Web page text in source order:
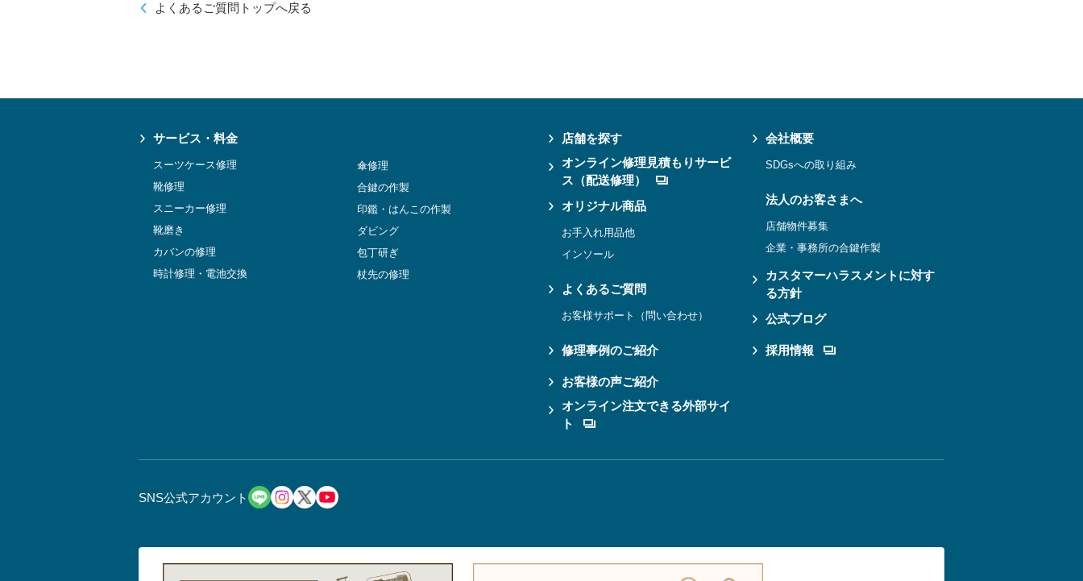
よくあるご質問トップへ戻る
サービス・料金
スーツケース修理
靴修理
スニーカー修理
靴磨き
カバンの修理
時計修理・電池交換
傘修理
合鍵の作製
印鑑・はんこの作製
ダビング
包丁研ぎ
杖先の修理
店舗を探す
オンライン修理見積もりサービ
ス（配送修理）
オリジナル商品
お手入れ用品他
インソール
よくあるご質問
お客様サポート（問い合わせ）
修理事例のご紹介
お客様の声ご紹介
オンライン注文できる外部サイ
ト
会社概要
SDGsへの取り組み
法人のお客さまへ
店舗物件募集
企業・事務所の合鍵作製
カスタマーハラスメントに対す
る方針
公式ブログ
採用情報
SNS公式アカウント